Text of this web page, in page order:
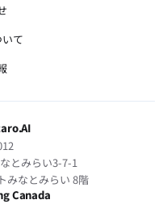
て
とみらい3-7-1
みなとみらい 8階
Canada